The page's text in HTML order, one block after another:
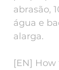
abrasão,
água e
alarga.
[EN]